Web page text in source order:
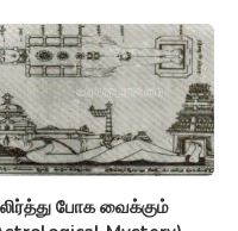
போக வைக்கும்